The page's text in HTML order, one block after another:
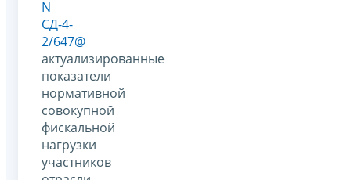
N
СД-4-
2/647@
актуализированные
показатели
нормативной
совокупной
фискальной
нагрузки
участников